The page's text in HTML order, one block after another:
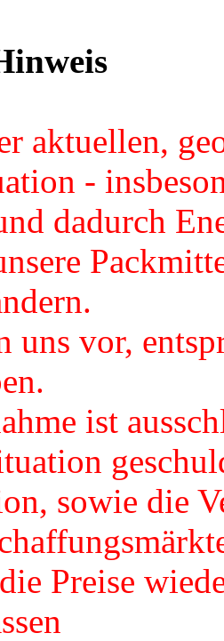
aktuellen,
-
dadurch
uns vor,
ist
sowie die
Preise